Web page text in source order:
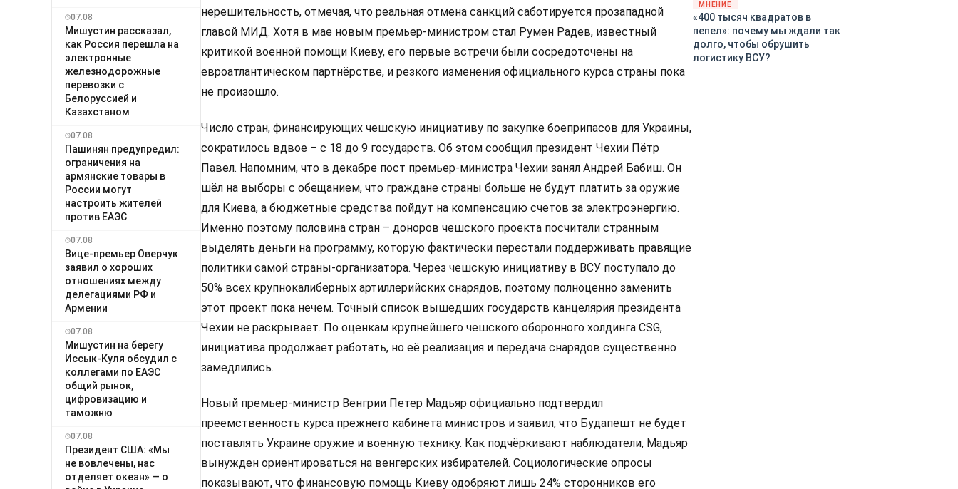
07.08
Мишустин рассказал,
как Россия перешла на
электронные
железнодорожные
перевозки с
Белоруссией и
Казахстаном
07.08
Пашинян предупредил:
ограничения на
армянские товары в
России могут
настроить жителей
против ЕАЭС
07.08
Вице-премьер Оверчук
заявил о хороших
отношениях между
делегациями РФ и
Армении
07.08
Мишустин на берегу
Иссык-Куля обсудил с
коллегами по ЕАЭС
общий рынок,
цифровизацию и
таможню
07.08
Президент США: «Мы
не вовлечены, нас
отделяет океан» — о
нерешительность, отмечая, что реальная отмена санкций саботируется прозападной
главой МИД. Хотя в мае новым премьер-министром стал Румен Радев, известный
критикой военной помощи Киеву, его первые встречи были сосредоточены на
евроатлантическом партнёрстве, и резкого изменения официального курса страны пока
не произошло.
Число стран, финансирующих чешскую инициативу по закупке боеприпасов для Украины,
сократилось вдвое – с 18 до 9 государств. Об этом сообщил президент Чехии Пётр
Павел. Напомним, что в декабре пост премьер-министра Чехии занял Андрей Бабиш. Он
шёл на выборы с обещанием, что граждане страны больше не будут платить за оружие
для Киева, а бюджетные средства пойдут на компенсацию счетов за электроэнергию.
Именно поэтому половина стран – доноров чешского проекта посчитали странным
выделять деньги на программу, которую фактически перестали поддерживать правящие
политики самой страны-организатора. Через чешскую инициативу в ВСУ поступало до
50% всех крупнокалиберных артиллерийских снарядов, поэтому полноценно заменить
этот проект пока нечем. Точный список вышедших государств канцелярия президента
Чехии не раскрывает. По оценкам крупнейшего чешского оборонного холдинга CSG,
инициатива продолжает работать, но её реализация и передача снарядов существенно
замедлились.
Новый премьер-министр Венгрии Петер Мадьяр официально подтвердил
преемственность курса прежнего кабинета министров и заявил, что Будапешт не будет
поставлять Украине оружие и военную технику. Как подчёркивают наблюдатели, Мадьяр
вынужден ориентироваться на венгерских избирателей. Социологические опросы
показывают, что финансовую помощь Киеву одобряют лишь 24% сторонников его
МНЕНИЕ
«400 тысяч квадратов в
пепел»: почему мы ждали так
долго, чтобы обрушить
логистику ВСУ?